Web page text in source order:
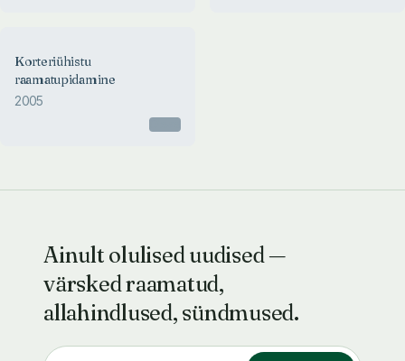
Korteriühistu raamatupidamine
Korteriühistu
raamatupidamine
2005
Ainult olulised uudised —
värsked raamatud,
allahindlused, sündmused.